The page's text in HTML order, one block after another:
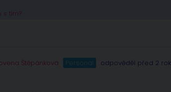
s tím?
Štěpánková Personál odpověděl před 2